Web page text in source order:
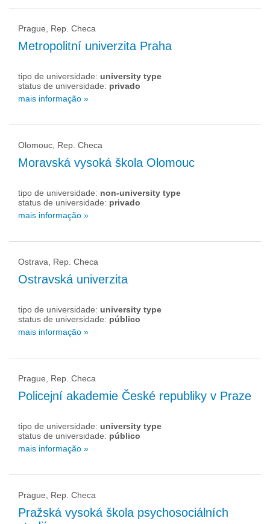
Prague, Rep. Checa
Metropolitní univerzita Praha
tipo de universidade: university type
status de universidade: privado
mais informação »
Olomouc, Rep. Checa
Moravská vysoká škola Olomouc
tipo de universidade: non-university type
status de universidade: privado
mais informação »
Ostrava, Rep. Checa
Ostravská univerzita
tipo de universidade: university type
status de universidade: público
mais informação »
Prague, Rep. Checa
Policejní akademie České republiky v Praze
tipo de universidade: university type
status de universidade: público
mais informação »
Prague, Rep. Checa
Pražská vysoká škola psychosociálních